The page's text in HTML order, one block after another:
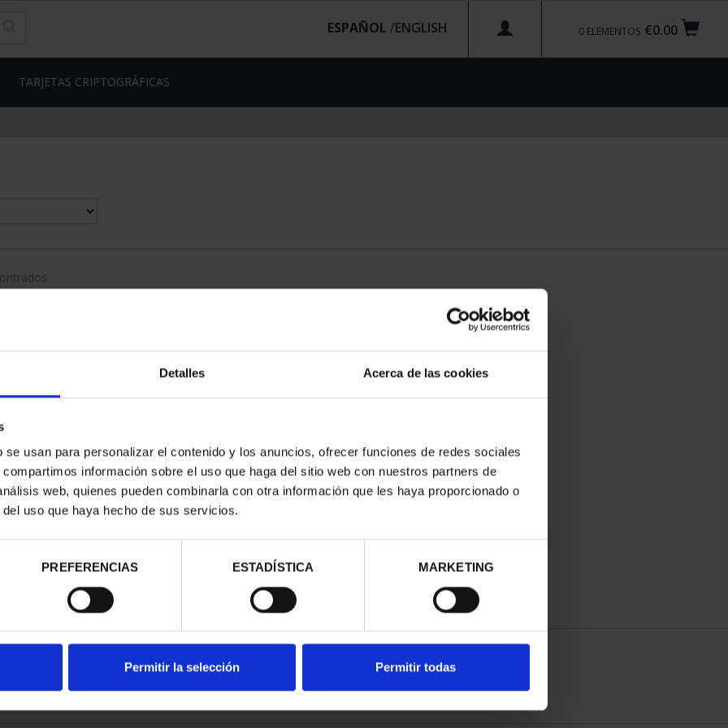
Detalles Acerca de las cookies
usan para personalizar el contenido y los anuncios, ofrecer funciones de redes sociales
información sobre el uso que haga del sitio web con nuestros partners de
web, quienes pueden combinarla con otra información que les haya proporcionado o
uso que haya hecho de sus servicios.
PREFERENCIAS ESTADÍSTICA MARKETING
Permitir la selección Permitir todas
€0.00
0 ELEMENTOS
ESPAÑOL /
TARJETAS CRIPTOGRÁFICAS
-